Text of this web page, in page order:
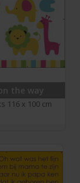
the way
116 x 100 cm